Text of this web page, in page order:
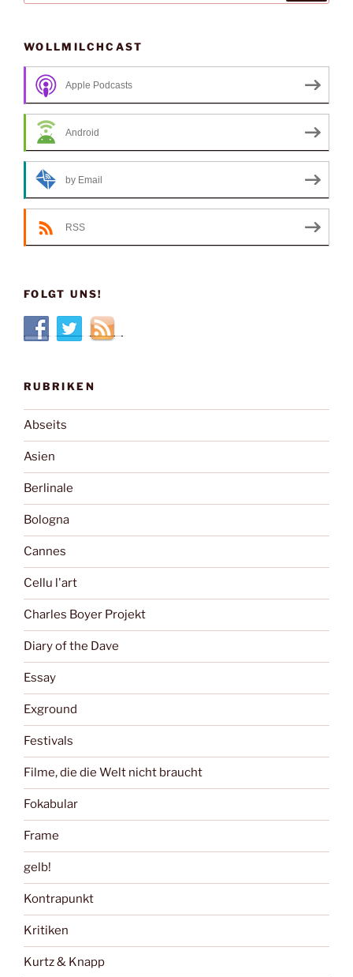
WOLLMILCHCAST
Apple Podcasts
Android
by Email
RSS
FOLGT UNS!
RUBRIKEN
Abseits
Asien
Berlinale
Bologna
Cannes
Cellu l'art
Charles Boyer Projekt
Diary of the Dave
Essay
Exground
Festivals
Filme, die die Welt nicht braucht
Fokabular
Frame
gelb!
Kontrapunkt
Kritiken
Kurtz & Knapp